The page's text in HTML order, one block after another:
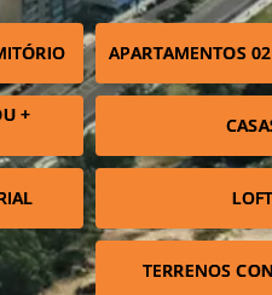
APARTAMENTOS
+
LOFT
TERRENOS